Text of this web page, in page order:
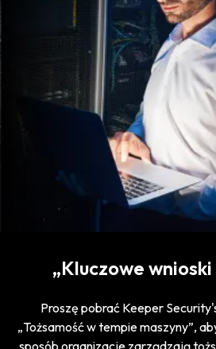
„Kluczowe
Proszę pobrać Keeper
„Tożsamość w tempie maszyny”,